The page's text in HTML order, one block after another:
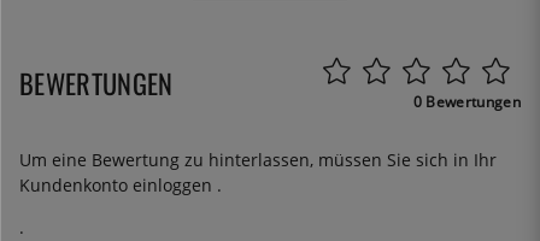
BEWERTUNGEN 0 Bewertungen
Um eine Bewertung zu hinterlassen, müssen Sie sich in Ihr
Kundenkonto einloggen .
.